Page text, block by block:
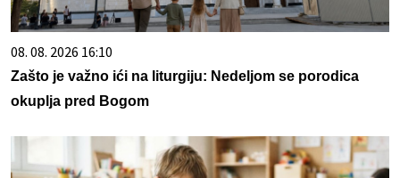
08. 08. 2026 16:10
Zašto je važno ići na liturgiju: Nedeljom se porodica
okuplja pred Bogom